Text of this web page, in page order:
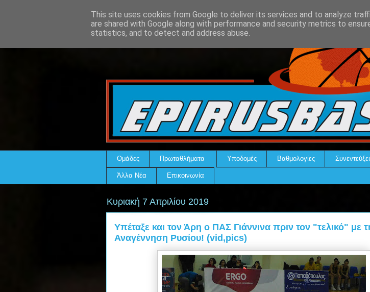
Ομάδες Πρωταθλήματα Υποδομές Βαθμολογίες
Άλλα Νέα Επικοινωνία
Κυριακή 7 Απριλίου 2019
Υπέταξε και τον Άρη ο ΠΑΣ Γιάννινα πριν τον "τελικό" με
Αναγέννηση Ρυσίου! (vid,pics)
This site uses cookies from Google to deliver its services and to analyze
are shared with Google along with performance and security metrics to
statistics, and to detect and address abuse.